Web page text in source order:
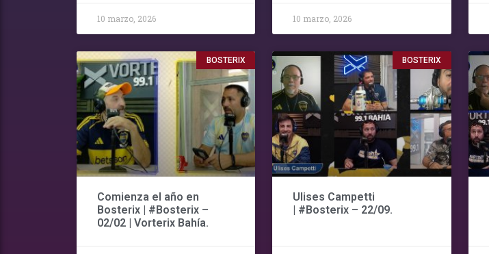
10 marzo, 2026 10 marzo, 2026
BOSTERIX
Comienza el año en
Bosterix | #Bosterix –
02/02 | Vorterix Bahía.
BOSTERIX
Ulises Campetti
| #Bosterix – 22/09.